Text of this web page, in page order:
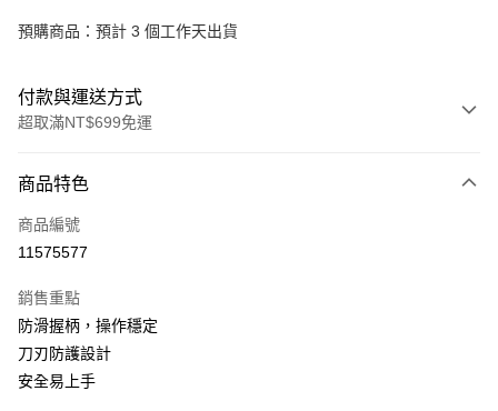
預購商品：預計 3 個工作天出貨
付款與運送方式
超取滿NT$699免運
信用卡一次付款
超商取貨付款
街口支付
悠遊付
商品特色
商品編號
11575577
銷售重點
防滑握柄，操作穩定
刀刃防護設計
安全易上手